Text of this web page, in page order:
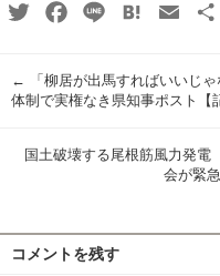
TwitterFacebook
Line HatenaEmail
←
「柳居が出馬すればいいじ
体制で実権なき県知事ポスト【
国土破壊する尾根筋風力発
会が緊
コメントを残す